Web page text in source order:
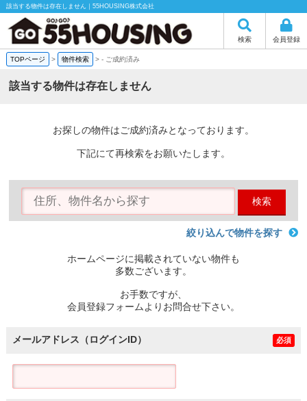
該当する物件は存在しません｜55HOUSING株式会社
検索 会員登録
TOPページ > 物件検索 >- ご成約済み
該当する物件は存在しません
お探しの物件はご成約済みとなっております。
下記にて再検索をお願いたします。
検索
絞り込んで物件を探す
ホームページに掲載されていない物件も
多数ございます。
お手数ですが、
会員登録フォームよりお問合せ下さい。
メールアドレス（ログインID） 必須